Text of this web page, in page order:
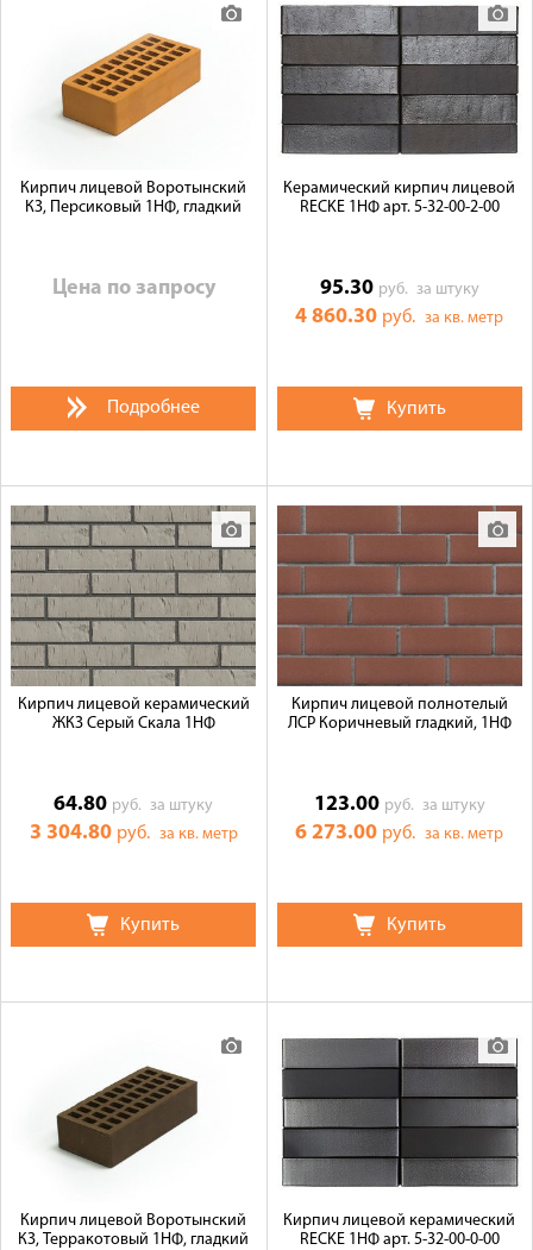
Кирпич лицевой Воротынский
КЗ, Персиковый 1НФ, гладкий
Цена по запросу
Подробнее
Керамический кирпич лицевой
RECKE 1НФ арт. 5-32-00-2-00
95.30 руб. за штуку
4 860.30 руб.за кв. метр
Купить
Кирпич лицевой керамический
ЖКЗ Серый Скала 1НФ
64.80 руб.за штуку
3 304.80 руб. за кв. метр
Купить
Кирпич лицевой полнотелый
ЛСР Коричневый гладкий, 1НФ
123.00 руб. за штуку
6 273.00 руб.за кв. метр
Купить
Кирпич лицевой Воротынский
КЗ, Терракотовый 1НФ, гладкий
Кирпич лицевой керамический
RECKE 1НФ арт. 5-32-00-0-00